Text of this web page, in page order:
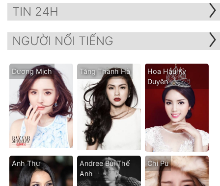
TIN 24H
NGƯỜI NỔI TIẾNG
Dương Mịch Tăng Thanh Hà
Hoa Hậu Kỳ
Duyên
Anh Thư
Andree Bùi Thế
Anh
Chi Pu